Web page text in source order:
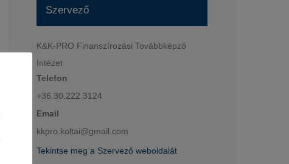
Szervező
K&K-PRO Finanszírozási Továbbképző
Intézet
Telefon
+36.30.222.3124
Email
kkpro.koltai@gmail.com
Tekintse meg a Szervező weboldalát